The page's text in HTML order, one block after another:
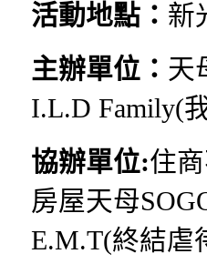
活動地點 ： 新
主辦單位 ： 天
I.L.D Family(
協辦單位:住
房屋天母
E.M.T(終結虐